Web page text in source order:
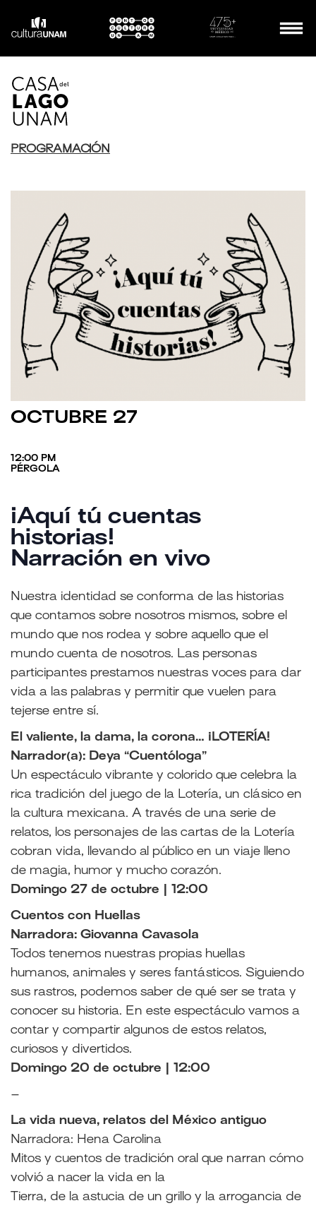
PROGRAMACIÓN
OCTUBRE 27
12:00 PM
PÉRGOLA
¡Aquí tú cuentas
historias!
Narración en vivo
Nuestra identidad se conforma de las historias
que contamos sobre nosotros mismos, sobre el
mundo que nos rodea y sobre aquello que el
mundo cuenta de nosotros. Las personas
participantes prestamos nuestras voces para dar
vida a las palabras y permitir que vuelen para
tejerse entre sí.
El valiente, la dama, la corona… ¡LOTERÍA!
Narrador(a): Deya “Cuentóloga”
Un espectáculo vibrante y colorido que celebra la
rica tradición del juego de la Lotería, un clásico en
la cultura mexicana. A través de una serie de
relatos, los personajes de las cartas de la Lotería
cobran vida, llevando al público en un viaje lleno
de magia, humor y mucho corazón.
Domingo 27 de octubre | 12:00
Cuentos con Huellas
Narradora: Giovanna Cavasola
Todos tenemos nuestras propias huellas
humanos, animales y seres fantásticos. Siguiendo
sus rastros, podemos saber de qué ser se trata y
conocer su historia. En este espectáculo vamos a
contar y compartir algunos de estos relatos,
curiosos y divertidos.
Domingo 20 de octubre | 12:00
–
La vida nueva, relatos del México antiguo
Narradora: Hena Carolina
Mitos y cuentos de tradición oral que narran cómo
volvió a nacer la vida en la
Tierra, de la astucia de un grillo y la arrogancia de